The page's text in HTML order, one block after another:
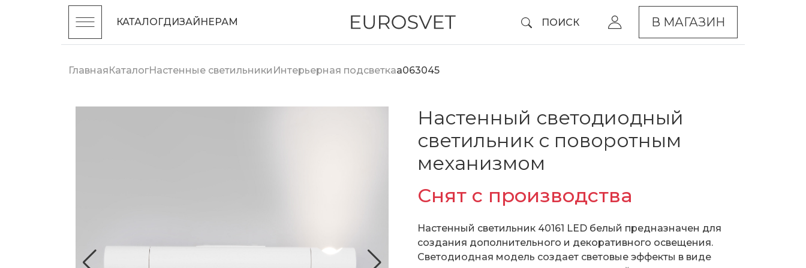
КАТАЛОГДИЗАЙНЕРАМ ПОИСК В МАГАЗИН
ГлавнаяКаталогНастенные светильники Интерьерная подсветкаa063045
Настенный светодиодный
светильник с поворотным
механизмом
Снят с производства
Настенный светильник 40161 LED белый предназначен для
создания дополнительного и декоративного освещения.
Светодиодная модель создает световые эффекты в виде